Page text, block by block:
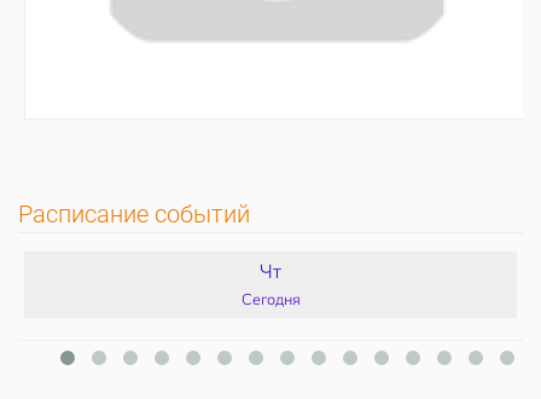
Расписание событий
Чт
Сегодня